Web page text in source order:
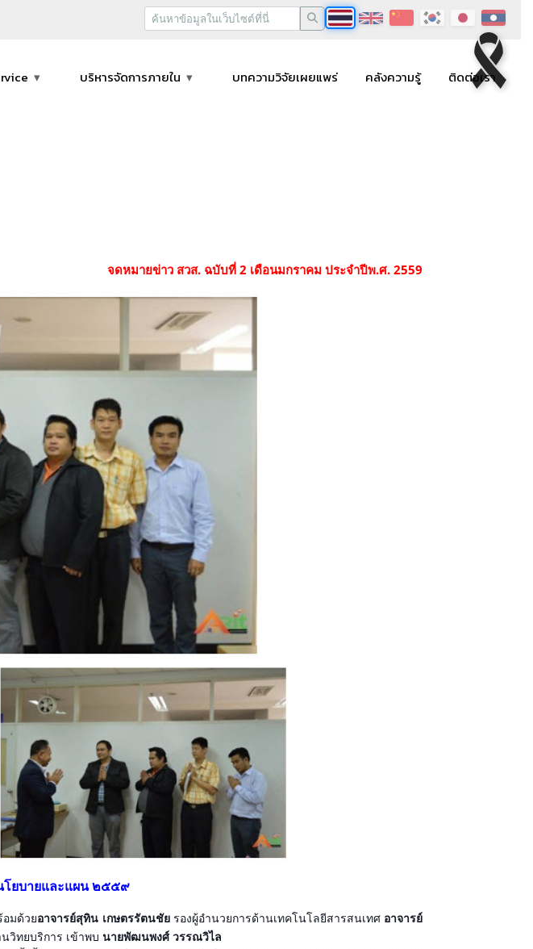
บริหารจัดการภายใน บทความวิจัยเผยแพร่ คลังความรู้ ติดต่อเรา
จดหมายข่าว สวส. ฉบับที่ 2 เดือนมกราคม ประจำปีพ.ศ. 2559
ยบายและแผน ๒๕๕๙
อมด้วยอาจารย์สุทิน เกษตรรัตนชัยรองผู้อำนวยการด้านเทคโนโลยีสารสนเทศ อาจารย์
วิทยบริการ เข้าพบ นายพัฒนพงศ์ วรรณวิไล